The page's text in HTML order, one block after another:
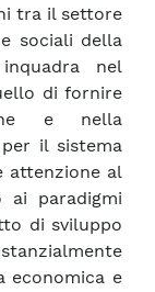
tra il settore
sociali della
nel
di fornire
e nella
il sistema
attenzione al
ai paradigmi
di sviluppo
economica e